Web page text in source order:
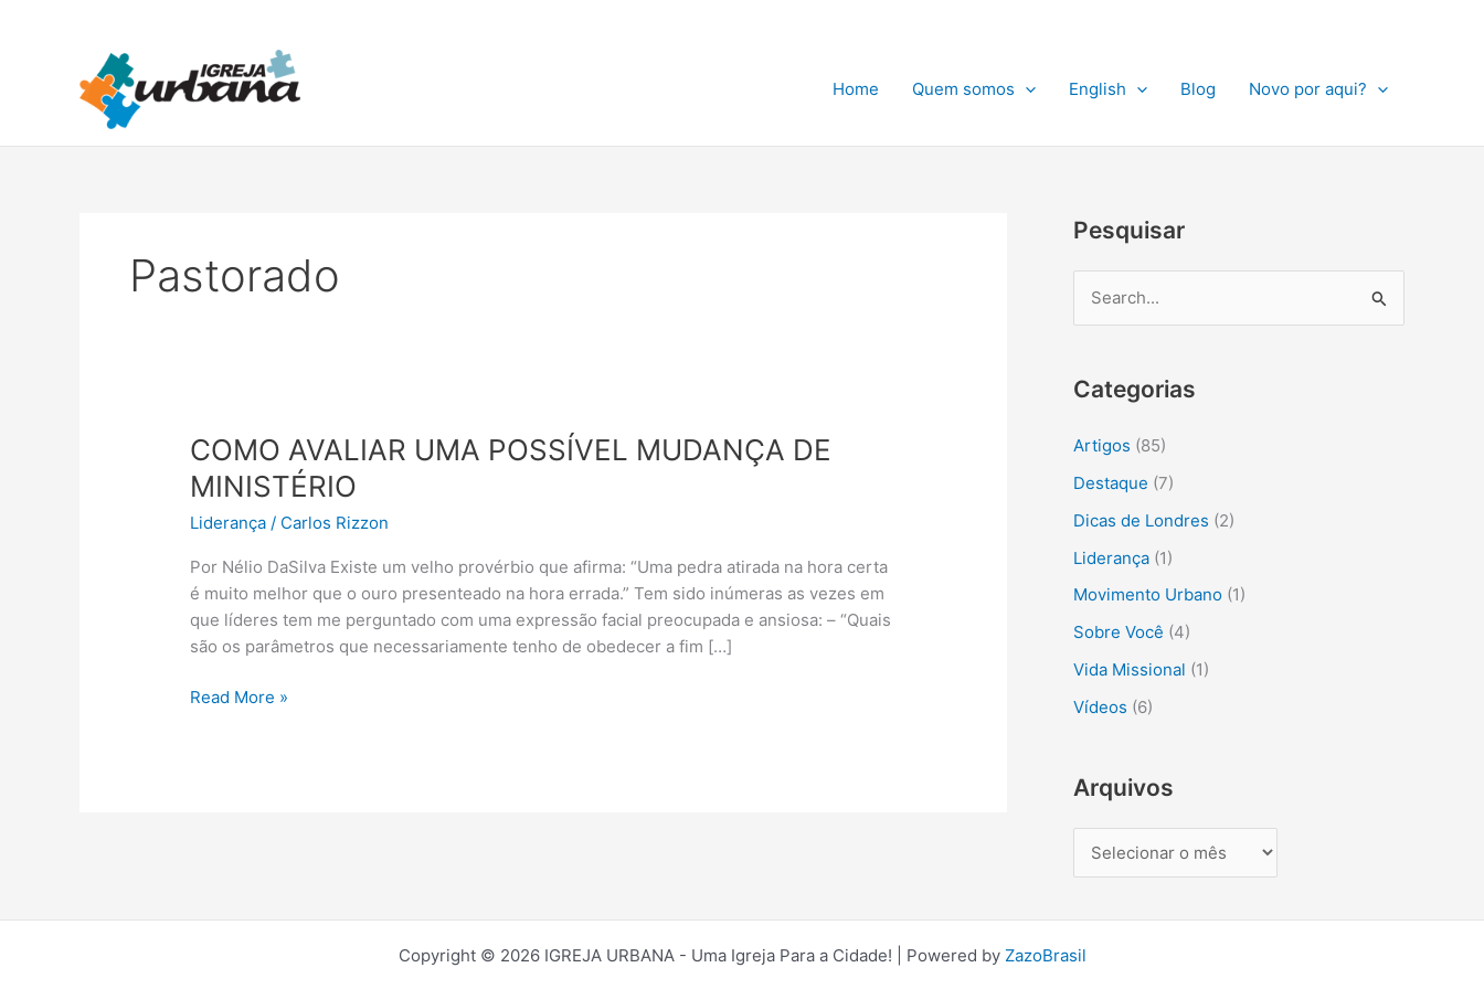
Home Quem somos English Blog Novo por aqui?
Pastorado
COMO AVALIAR UMA POSSÍVEL MUDANÇA DE
MINISTÉRIO
Liderança / Carlos Rizzon
Por Nélio DaSilva Existe um velho provérbio que afirma: “Uma pedra atirada na hora certa
é muito melhor que o ouro presenteado na hora errada.” Tem sido inúmeras as vezes em
que líderes tem me perguntado com uma expressão facial preocupada e ansiosa: – “Quais
são os parâmetros que necessariamente tenho de obedecer a fim […]
COMO
UMA
POSSÍVEL
DE
MINISTÉRIO
Read More »
Pesquisar
q
u
r
p
o
r
:
Categorias
Artigos (85)
Destaque (7)
Dicas de Londres (2)
Liderança (1)
Movimento Urbano (1)
Sobre Você (4)
Vida Missional (1)
Vídeos (6)
Arquivos
q
i
Copyright © 2026 IGREJA URBANA - Uma Igreja Para a Cidade! | Powered by ZazoBrasil